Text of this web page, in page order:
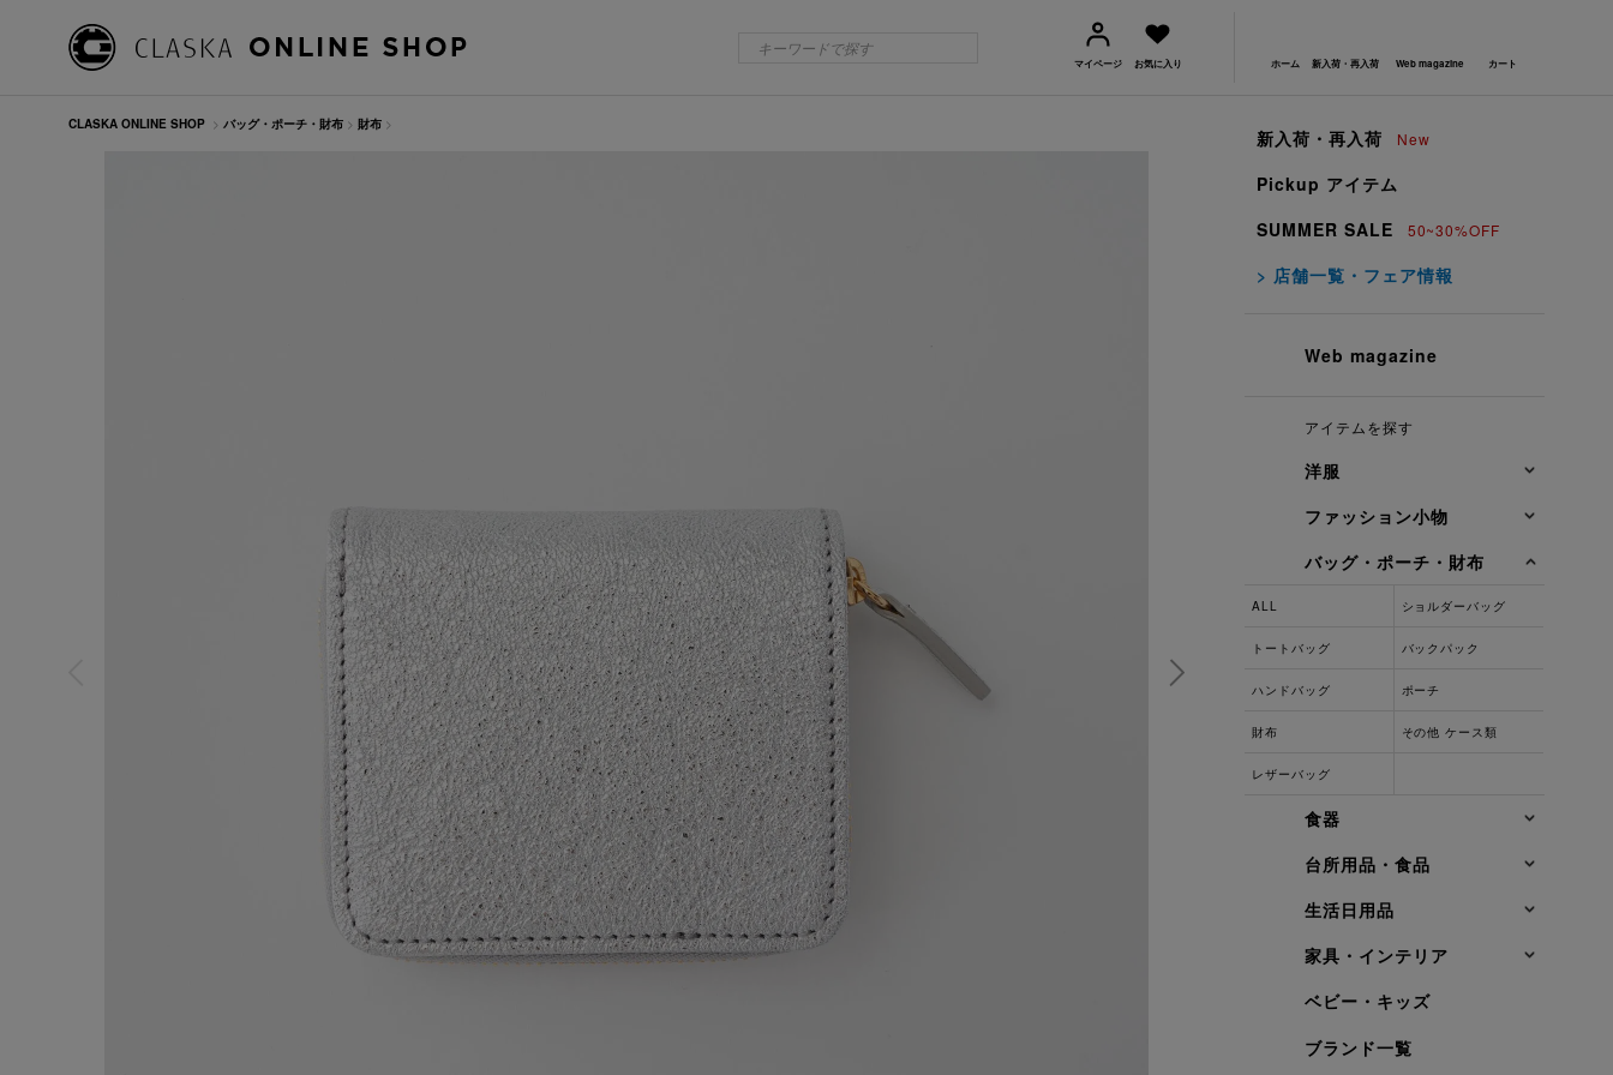
マイページ お気に入り ホーム 新入荷・再入荷 Web magazine カート
新入荷・再入荷 New
Pickup アイテム
SUMMER SALE
50~30%OFF
> 店舗一覧・フェア情報
Web magazine
アイテムを探す
洋服
ファッション小物
バッグ・ポーチ・財布
ALL ショルダーバッグ
トートバッグ バックパック
ハンドバッグ ポーチ
財布 その他 ケース類
レザーバッグ
食器
台所用品・食品
生活日用品
家具・インテリア
ベビー・キッズ
ブランド一覧
CLASKA ONLINE SHOP > バッグ・ポーチ・財布 > 財布 >